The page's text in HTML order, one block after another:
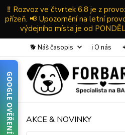
‼️ Rozvoz ve čtvrtek 6.8 je z
přízeň. 📢 Upozornění na letní
výdejního místa je od
🐕 Náš časopis ℹ️ O nás
AKCE & NOVINKY
GOOGLE OVĚŘENÍ